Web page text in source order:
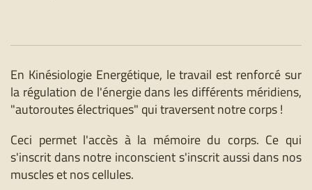
En Kinésiologie Energétique, le travail est renforcé sur
la régulation de l'énergie dans les différents méridiens,
"autoroutes électriques" qui traversent notre corps !
Ceci permet l'accès à la mémoire du corps. Ce qui
s'inscrit dans notre inconscient s'inscrit aussi dans nos
muscles et nos cellules.